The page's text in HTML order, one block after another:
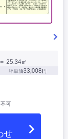
＝ 25.34㎡
坪単価33,008円
可
せ